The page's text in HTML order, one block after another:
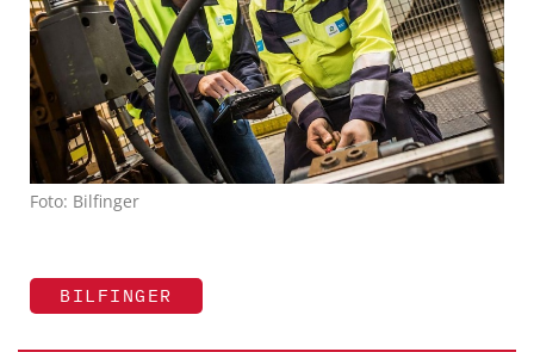
Foto: Bilfinger
BILFINGER